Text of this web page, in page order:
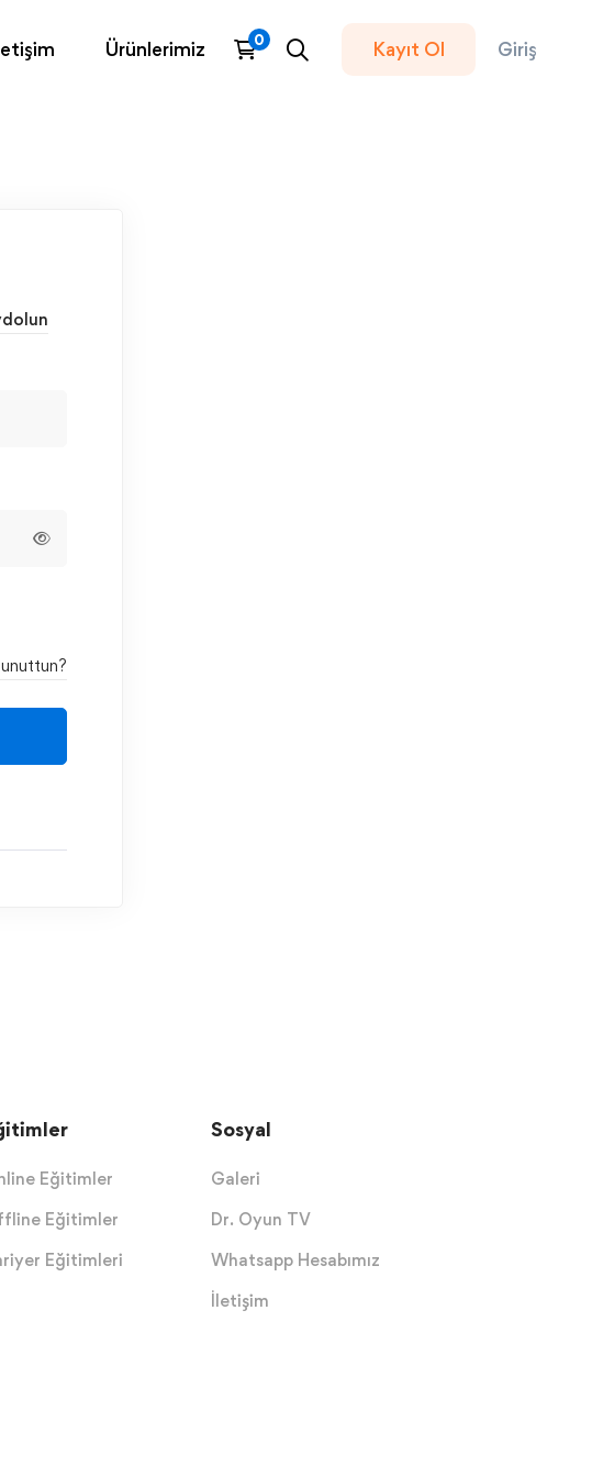
Ürünlerimiz Giriş
Kayıt Ol
Eğitimler
Eğitimler
Eğitimleri
Sosyal
Galeri
Dr. Oyun TV
Whatsapp Hesabımız
İletişim